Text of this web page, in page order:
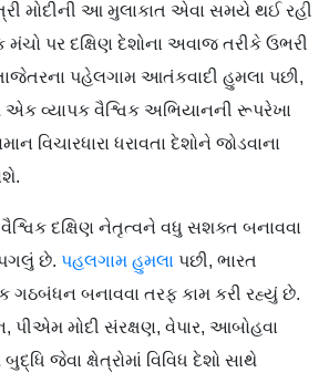
મોદીની આ મુલાકાત એવા સમયે થઈ રહી
મંચો પર દક્ષિણ દેશોના અવાજ તરીકે ઉભરી
પહેલગામ આતંકવાદી હુમલા પછી,
વ્યાપક વૈશ્વિક અભિયાનની રૂપરેખા
વિચારધારા ધરાવતા દેશોને જોડવાના
દક્ષિણ નેતૃત્વને વધુ સશક્ત બનાવવા
છે. પહલગામ હુમલા પછી, ભારત
ગઠબંધન બનાવવા તરફ કામ કરી રહ્યું છે.
પીએમ મોદી સંરક્ષણ, વેપાર, આબોહવા
જેવા ક્ષેત્રોમાં વિવિધ દેશો સાથે